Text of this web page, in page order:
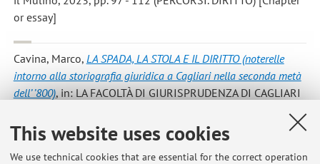
This website uses cookies
We use technical cookies that are essential for the correct operation
or essay]
Cavina, Marco, LA SPADA, LA STOLA E IL DIRITTO (noterelle
intorno alla storiografia giuridica a Cagliari nella seconda metà
dell’ ’800), in: LA FACOLTÀ DI GIURISPRUDENZA DI CAGLIARI
NOVECENTO. LA STORIA E LA MEMORIA, Napoli, ESI, 2023,
pp. 137 - 151 [Chapter or essay]